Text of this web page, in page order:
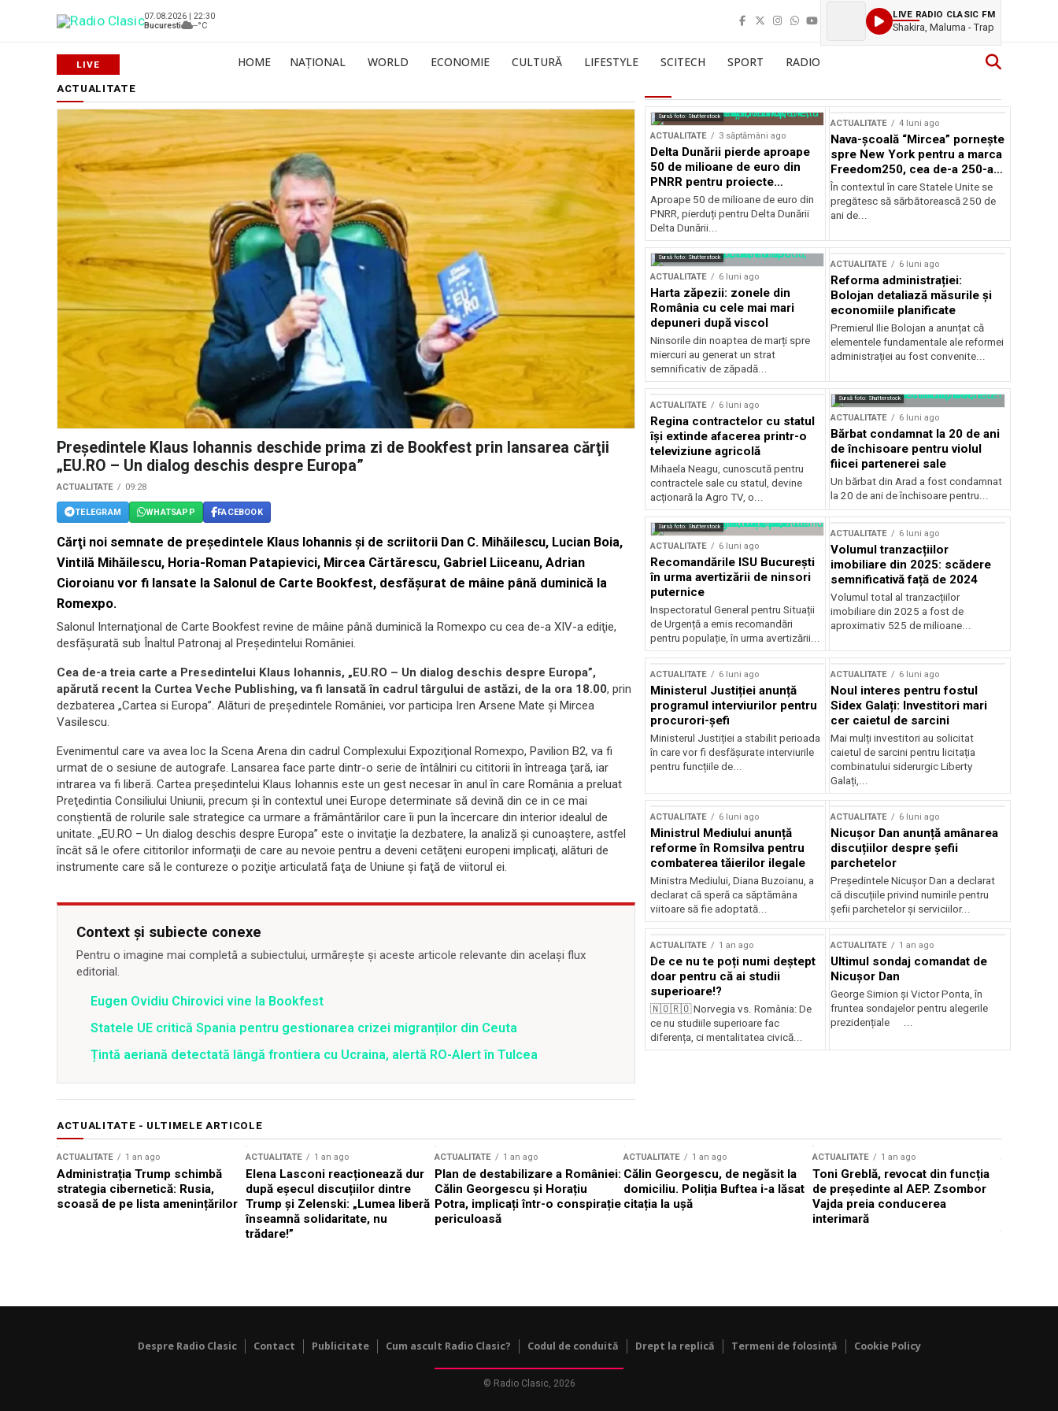
07.08.2026 | 22:30
Bucuresti
--°C
LIVE RADIO CLASIC FM
Shakira, Maluma - Trap
HOME NAȚIONAL WORLD ECONOMIE CULTURĂ LIFESTYLE SCITECH SPORT RADIO
ACTUALITATE
Preşedintele Klaus Iohannis deschide prima zi de Bookfest prin lansarea cărţii
„EU.RO – Un dialog deschis despre Europa”
ACTUALITATE 09:28
TELEGRAM WHATSAPP FACEBOOK
Cărţi noi semnate de preşedintele Klaus Iohannis şi de scriitorii Dan C. Mihăilescu, Lucian Boia,
Vintilă Mihăilescu, Horia-Roman Patapievici, Mircea Cărtărescu, Gabriel Liiceanu, Adrian
Cioroianu vor fi lansate la Salonul de Carte Bookfest, desfăşurat de mâine până duminică la
Romexpo.
Salonul Internaţional de Carte Bookfest revine de mâine până duminică la Romexpo cu cea de-a XIV-a ediţie,
desfăşurată sub Înaltul Patronaj al Preşedintelui României.
Cea de-a treia carte a Presedintelui Klaus Iohannis, „EU.RO – Un dialog deschis despre Europa”,
apărută recent la Curtea Veche Publishing, va fi lansată în cadrul târgului de astăzi, de la ora 18.00, prin
dezbaterea „Cartea si Europa”. Alături de preşedintele României, vor participa Iren Arsene Mate şi Mircea
Vasilescu.
Evenimentul care va avea loc la Scena Arena din cadrul Complexului Expoziţional Romexpo, Pavilion B2, va fi
urmat de o sesiune de autografe. Lansarea face parte dintr-o serie de întâlniri cu cititorii în întreaga ţară, iar
intrarea va fi liberă. Cartea preşedintelui Klaus Iohannis este un gest necesar în anul în care România a preluat
Preţedintia Consiliului Uniunii, precum şi în contextul unei Europe determinate să devină din ce in ce mai
conştientă de rolurile sale strategice ca urmare a frământărilor care îi pun la încercare din interior idealul de
unitate. „EU.RO – Un dialog deschis despre Europa” este o invitaţie la dezbatere, la analiză şi cunoaştere, astfel
încât să le ofere cititorilor informaţii de care au nevoie pentru a deveni cetăţeni europeni implicaţi, alături de
instrumente care să le contureze o poziţie articulată faţa de Uniune şi faţă de viitorul ei.
Context și subiecte conexe
Pentru o imagine mai completă a subiectului, urmărește și aceste articole relevante din același flux
editorial.
Eugen Ovidiu Chirovici vine la Bookfest
Statele UE critică Spania pentru gestionarea crizei migranților din Ceuta
Țintă aeriană detectată lângă frontiera cu Ucraina, alertă RO-Alert în Tulcea
Sursă foto: Shutterstock
ACTUALITATE 3 săptămâni ago
Delta Dunării pierde aproape
50 de milioane de euro din
PNRR pentru proiecte
esențiale
Aproape 50 de milioane de euro din
PNRR, pierduți pentru Delta Dunării
Delta Dunării...
ACTUALITATE 4 luni ago
Nava-școală “Mircea” pornește
spre New York pentru a marca
Freedom250, cea de-a 250-a
aniversare a Statelor Unite
În contextul în care Statele Unite se
pregătesc să sărbătorească 250 de
ani de...
Sursă foto: Shutterstock
ACTUALITATE 6 luni ago
Harta zăpezii: zonele din
România cu cele mai mari
depuneri după viscol
Ninsorile din noaptea de marți spre
miercuri au generat un strat
semnificativ de zăpadă...
ACTUALITATE 6 luni ago
Reforma administrației:
Bolojan detaliază măsurile și
economiile planificate
Premierul Ilie Bolojan a anunțat că
elementele fundamentale ale reformei
administrației au fost convenite...
ACTUALITATE 6 luni ago
Regina contractelor cu statul
își extinde afacerea printr-o
televiziune agricolă
Mihaela Neagu, cunoscută pentru
contractele sale cu statul, devine
acționară la Agro TV, o...
Sursă foto: Shutterstock
ACTUALITATE 6 luni ago
Bărbat condamnat la 20 de ani
de închisoare pentru violul
fiicei partenerei sale
Un bărbat din Arad a fost condamnat
la 20 de ani de închisoare pentru...
Sursă foto: Shutterstock
ACTUALITATE 6 luni ago
Recomandările ISU București
în urma avertizării de ninsori
puternice
Inspectoratul General pentru Situații
de Urgență a emis recomandări
pentru populație, în urma avertizării...
ACTUALITATE 6 luni ago
Volumul tranzacțiilor
imobiliare din 2025: scădere
semnificativă față de 2024
Volumul total al tranzacțiilor
imobiliare din 2025 a fost de
aproximativ 525 de milioane...
ACTUALITATE 6 luni ago
Ministerul Justiției anunță
programul interviurilor pentru
procurori-șefi
Ministerul Justiției a stabilit perioada
în care vor fi desfășurate interviurile
pentru funcțiile de...
ACTUALITATE 6 luni ago
Noul interes pentru fostul
Sidex Galați: Investitori mari
cer caietul de sarcini
Mai mulți investitori au solicitat
caietul de sarcini pentru licitația
combinatului siderurgic Liberty
Galați,...
ACTUALITATE 6 luni ago
Ministrul Mediului anunță
reforme în Romsilva pentru
combaterea tăierilor ilegale
Ministra Mediului, Diana Buzoianu, a
declarat că speră ca săptămâna
viitoare să fie adoptată...
ACTUALITATE 6 luni ago
Nicușor Dan anunță amânarea
discuțiilor despre șefii
parchetelor
Președintele Nicușor Dan a declarat
că discuțiile privind numirile pentru
șefii parchetelor și serviciilor...
ACTUALITATE 1 an ago
De ce nu te poți numi deștept
doar pentru că ai studii
superioare!?
🇳🇴🇷🇴 Norvegia vs. România: De
ce nu studiile superioare fac
diferența, ci mentalitatea civică...
ACTUALITATE 1 an ago
Ultimul sondaj comandat de
Nicușor Dan
George Simion și Victor Ponta, în
fruntea sondajelor pentru alegerile
prezidențiale ...
ACTUALITATE - ULTIMELE ARTICOLE
ACTUALITATE 1 an ago
Administrația Trump schimbă
strategia cibernetică: Rusia,
scoasă de pe lista amenințărilor
ACTUALITATE 1 an ago
Elena Lasconi reacționează dur
după eșecul discuțiilor dintre
Trump și Zelenski: „Lumea liberă
înseamnă solidaritate, nu
trădare!”
ACTUALITATE 1 an ago
Plan de destabilizare a României:
Călin Georgescu și Horațiu
Potra, implicați într-o conspirație
periculoasă
ACTUALITATE 1 an ago
Călin Georgescu, de negăsit la
domiciliu. Poliția Buftea i-a lăsat
citația la ușă
ACTUALITATE 1 an ago
Toni Greblă, revocat din funcția
de președinte al AEP. Zsombor
Vajda preia conducerea
interimară
Despre Radio Clasic Contact Publicitate Cum ascult Radio Clasic? Codul de conduită Drept la replică Termeni de folosință Cookie Policy
© Radio Clasic, 2026